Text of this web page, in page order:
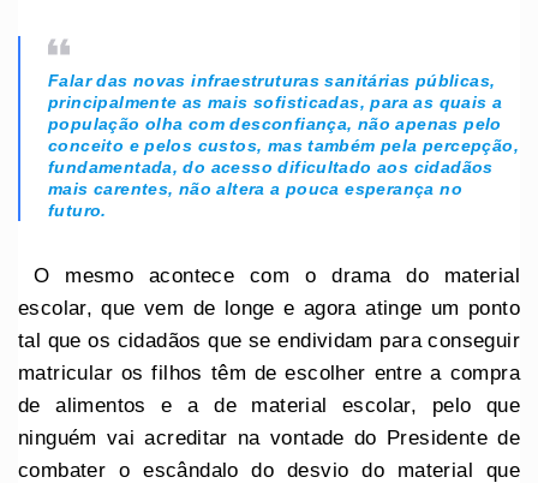
Falar das novas infraestruturas sanitárias públicas,
principalmente as mais sofisticadas, para as quais a
população olha com desconfiança, não apenas pelo
conceito e pelos custos, mas também pela percepção,
fundamentada, do acesso dificultado aos cidadãos
mais carentes, não altera a pouca esperança no
futuro.
O mesmo acontece com o drama do material
escolar, que vem de longe e agora atinge um ponto
tal que os cidadãos que se endividam para conseguir
matricular os filhos têm de escolher entre a compra
de alimentos e a de material escolar, pelo que
ninguém vai acreditar na vontade do Presidente de
combater o escândalo do desvio do material que